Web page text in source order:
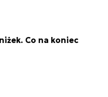
Co na koniec